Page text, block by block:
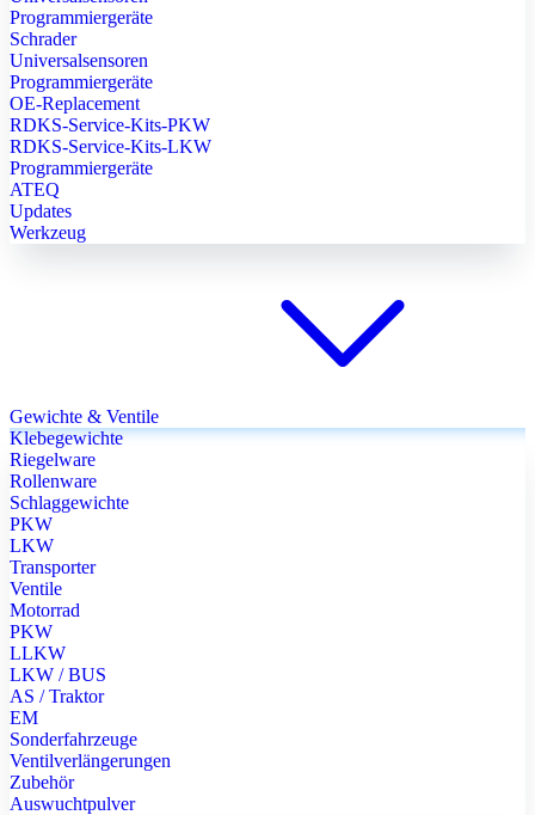
Programmiergeräte
Schrader
Universalsensoren
Programmiergeräte
OE-Replacement
RDKS-Service-Kits-PKW
RDKS-Service-Kits-LKW
Programmiergeräte
ATEQ
Updates
Werkzeug
Gewichte & Ventile
Klebegewichte
Riegelware
Rollenware
Schlaggewichte
PKW
LKW
Transporter
Ventile
Motorrad
PKW
LLKW
LKW / BUS
AS / Traktor
EM
Sonderfahrzeuge
Ventilverlängerungen
Zubehör
Auswuchtpulver